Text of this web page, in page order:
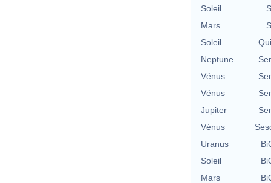
Soleil
Mars
Soleil
Neptune
Vénus
Vénus
Jupiter
Vénus
Uranus
Soleil
Mars